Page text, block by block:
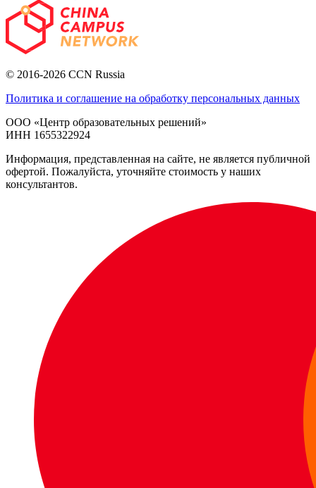
© 2016-2026 CCN Russia
Политика и соглашение на обработку персональных данных
ООО «Центр образовательных решений»
ИНН 1655322924
Информация, представленная на сайте, не является публичной
офертой. Пожалуйста, уточняйте стоимость у наших
консультантов.